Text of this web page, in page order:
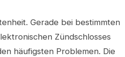
Gerade bei bestimmten
Zündschlosses
häufigsten Problemen. Die